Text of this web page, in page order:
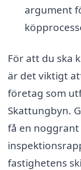
argument
För att du ska
är det viktigt
företag som
Skattungbyn.
få en
fastighetens